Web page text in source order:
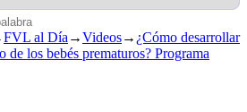
FVL al Día →Videos→ ¿Cómo desarrollar
de los bebés prematuros? Programa